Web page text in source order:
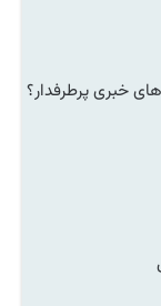
خبری پرطرفدار؟